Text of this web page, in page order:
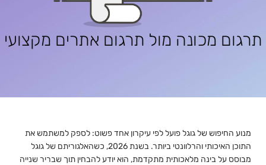
תרגום מכונה מול תרגום אתרים מקצועי
מנוע החיפוש של גוגל פועל לפי עיקרון אחד פשוט: לספק למשתמש את
התוכן האיכותי והרלוונטי ביותר. בשנת 2026, כשהאלגוריתם של גוגל
מבוסס על בינה מלאכותית מתקדמת, הוא יודע להבחין תוך שבריר שנייה